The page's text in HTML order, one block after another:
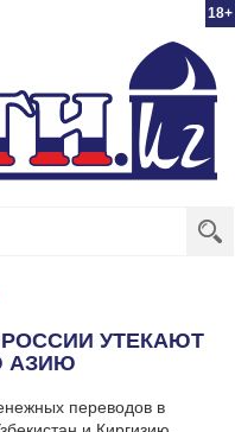
18+
УТЕКАЮТ
АЗИЮ
переводов в